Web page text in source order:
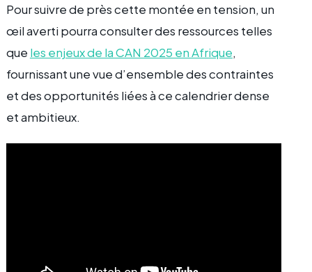
Pour suivre de près cette montée en tension, un
œil averti pourra consulter des ressources telles
que les enjeux de la CAN 2025 en Afrique,
fournissant une vue d’ensemble des contraintes
et des opportunités liées à ce calendrier dense
et ambitieux.